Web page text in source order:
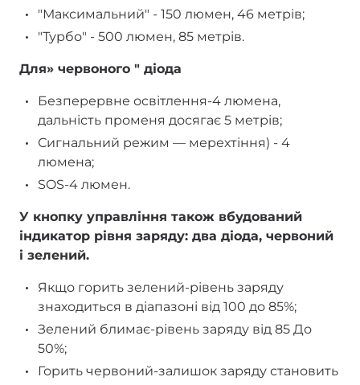
"Максимальний" - 150 люмен, 46 метрів;
"Турбо" - 500 люмен, 85 метрів.
Для» червоного " діода
Безперервне освітлення-4 люмена,
дальність променя досягає 5 метрів;
Сигнальний режим — мерехтіння) - 4
люмена;
SOS-4 люмен.
У кнопку управління також вбудований
індикатор рівня заряду: два діода, червоний
і зелений.
Якщо горить зелений-рівень заряду
знаходиться в діапазоні від 100 до 85%;
Зелений блимає-рівень заряду від 85 До
50%;
Горить червоний-залишок заряду становить